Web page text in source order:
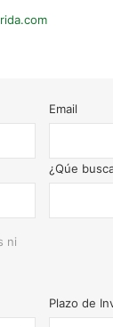
Email
ni
¿Qúe
Plazo de